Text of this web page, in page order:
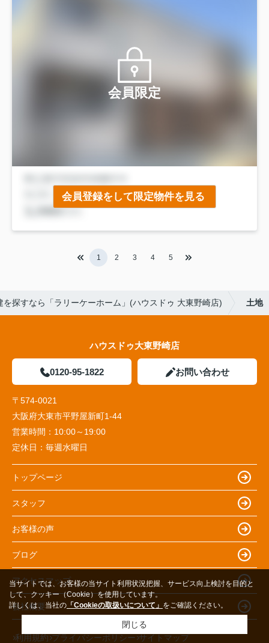
会員限定
会員登録をして限定物件を見る
1 2 3 4 5
探すなら「ラリーケーホーム」(ハウスドゥ 大東野崎店) 土地
ハウスドゥ大東野崎店
0120-95-1822 お問い合わせ
〒574-0021
大阪府大東市平野屋新町1-44
営業時間： 10:00～19:00
定休日： 毎週水曜日
トップページ
スタッフ
お客様の声
ブログ
アクセスマップ
会社概要
利用規約 プライバシーポリシー サイトマップ
当サイトでは、お客様の当サイト利用状況把握、サービス向上検討を目的と
して、クッキー（Cookie）を使用しています。
詳しくは、当社の 「Cookieの取扱いについて」 をご確認ください。
閉じる